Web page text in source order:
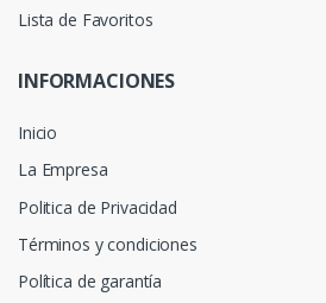
Lista de Favoritos
INFORMACIONES
Inicio
La Empresa
Politica de Privacidad
Términos y condiciones
Política de garantía